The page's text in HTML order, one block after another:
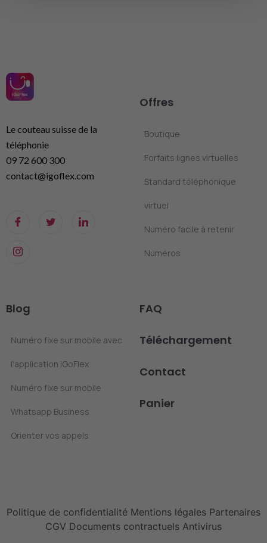
Le couteau suisse de la
téléphonie
09 72 600 300
contact@igoflex.com
Offres
Boutique
Forfaits lignes virtuelles
Standard téléphonique
virtuel
Numéro facile à retenir
Numéros
Blog
Numéro fixe sur mobile avec
l'application iGoFlex
Numéro fixe sur mobile
Whatsapp Business
Orienter vos appels
FAQ
Téléchargement
Contact
Panier
Politique de confidentialité Mentions légales Partenaires
CGV Documents contractuels Antivirus